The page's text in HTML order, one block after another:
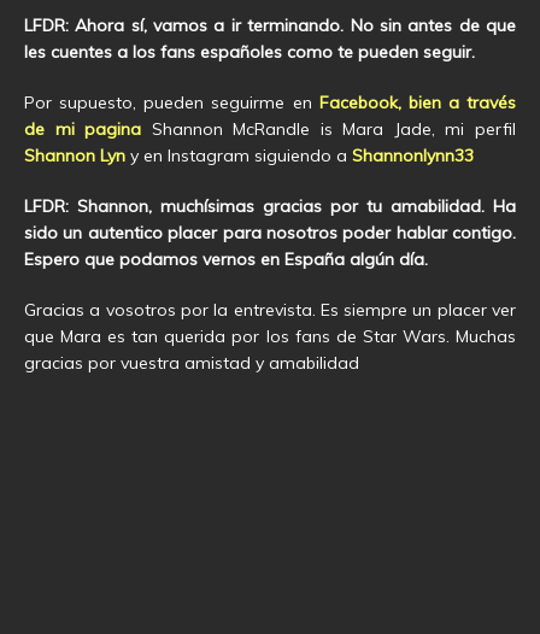
LFDR: Ahora sí, vamos a ir terminando. No sin antes de que
les cuentes a los fans españoles como te pueden seguir.
Por supuesto, pueden seguirme en Facebook, bien a través
de mi pagina Shannon McRandle is Mara Jade, mi perfil
Shannon Lyn y en Instagram siguiendo a Shannonlynn33
LFDR: Shannon, muchísimas gracias por tu amabilidad. Ha
sido un autentico placer para nosotros poder hablar contigo.
Espero que podamos vernos en España algún día.
Gracias a vosotros por la entrevista. Es siempre un placer ver
que Mara es tan querida por los fans de Star Wars. Muchas
gracias por vuestra amistad y amabilidad